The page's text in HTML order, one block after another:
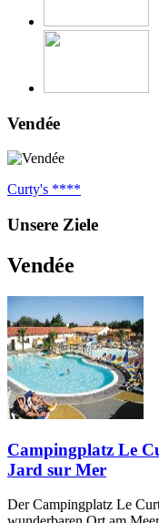
Vendée
Curty's ****
Unsere Ziele
Vendée
Campingplatz Le
Jard sur Mer
Der Campingplatz Le